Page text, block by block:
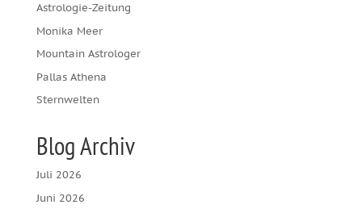
Astrologie-Zeitung
Monika Meer
Mountain Astrologer
Pallas Athena
Sternwelten
Blog Archiv
Juli 2026
Juni 2026